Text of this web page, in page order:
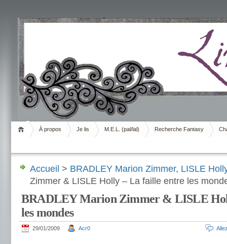
Livrement
À propos Je lis M.E.L. (pal/lal) Recherche Fantasy
Accueil > BRADLEY Marion Zimmer, LISLE
Zimmer & LISLE Holly – La faille entre les
BRADLEY Marion Zimmer & LISLE
les mondes
29/01/2009 Acr0